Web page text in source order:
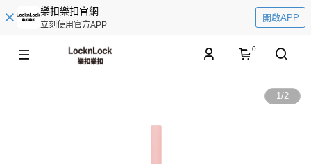
樂扣樂扣官網
立刻使用官方APP
開啟APP
0
1/2